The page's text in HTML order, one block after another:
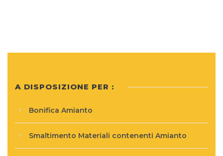
A DISPOSIZIONE PER :
Bonifica Amianto
Smaltimento Materiali contenenti Amianto